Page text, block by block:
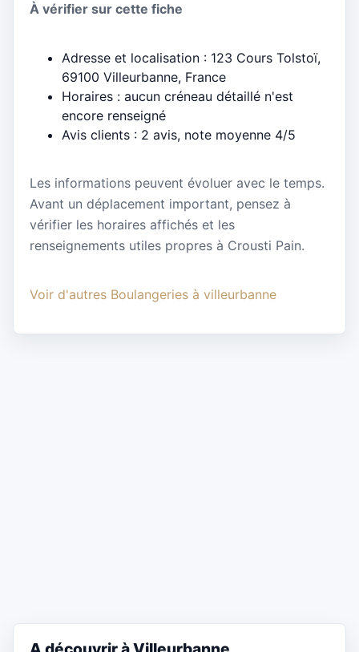
À vérifier sur cette fiche
Adresse et localisation : 123 Cours Tolstoï,
69100 Villeurbanne, France
Horaires : aucun créneau détaillé n'est
encore renseigné
Avis clients : 2 avis, note moyenne 4/5
Les informations peuvent évoluer avec le temps.
Avant un déplacement important, pensez à
vérifier les horaires affichés et les
renseignements utiles propres à Crousti Pain.
Voir d'autres Boulangeries à villeurbanne